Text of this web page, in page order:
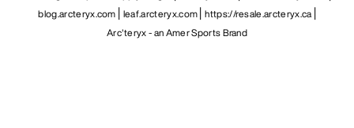
blog.arcteryx.com leaf.arcteryx.com https://resale.arcteryx.ca
Arc'teryx - an Amer Sports Brand